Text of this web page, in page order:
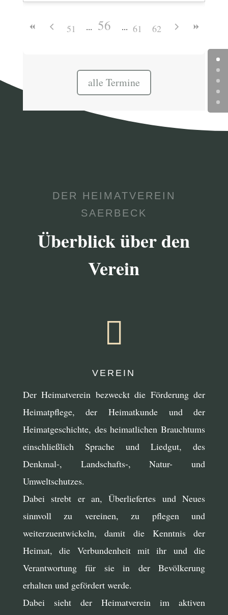
51 56 61 62
alle Termine
DER HEIMATVEREIN
SAERBECK
Überblick über den
Verein

VEREIN
Der Heimatverein bezweckt die Förderung der
Heimatpflege, der Heimatkunde und der
Heimatgeschichte, des heimatlichen Brauchtums
einschließlich Sprache und Liedgut, des
Denkmal-, Landschafts-, Natur- und
Umweltschutzes.
Dabei strebt er an, Überliefertes und Neues
sinnvoll zu vereinen, zu pflegen und
weiterzuentwickeln, damit die Kenntnis der
Heimat, die Verbundenheit mit ihr und die
Verantwortung für sie in der Bevölkerung
erhalten und gefördert werde.
Dabei sieht der Heimatverein im aktiven